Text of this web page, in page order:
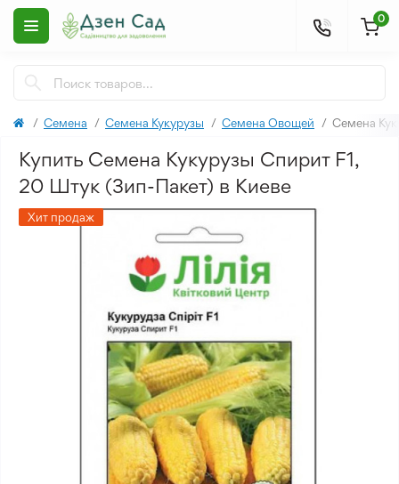
0
Семена Семена Кукурузы Семена Овощей Семена
Купить Семена Кукурузы Спирит F1,
20 Штук (Зип-Пакет) в Киеве
Хит продаж